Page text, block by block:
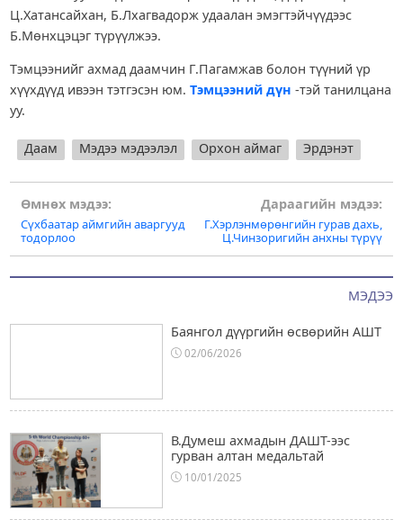
МЭДЭЭ
Баянгол дүүргийн өсвөрийн АШТ
02/06/2026
В.Думеш ахмадын ДАШТ-ээс
гурван алтан медальтай
10/01/2025
Ц.Хатансайхан, Б.Лхагвадорж удаалан эмэгтэйчүүдээс
Б.Мөнхцэцэг түрүүлжээ.
Тэмцээнийг ахмад даамчин Г.Пагамжав болон түүний үр
хүүхдүүд ивээн тэтгэсэн юм. Тэмцээний дүн -тэй танилцана
уу.
Даам Мэдээ мэдээлэл Орхон аймаг Эрдэнэт
Post
navigation
Өмнөх мэдээ:
Сүхбаатар аймгийн аваргууд
тодорлоо
Дараагийн мэдээ:
Г.Хэрлэнмөрөнгийн гурав дахь,
Ц.Чинзоригийн анхны түрүү